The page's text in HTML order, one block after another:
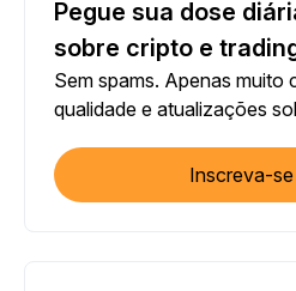
Pegue sua dose
sobre cripto e
Sem spams. Apenas muito
qualidade e atualizações
Inscreva-